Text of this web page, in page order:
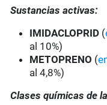
Sustancias activas:
IMIDACLOPRID (
al 10%)
METOPRENO (
al 4,8%)
Clases químicas de